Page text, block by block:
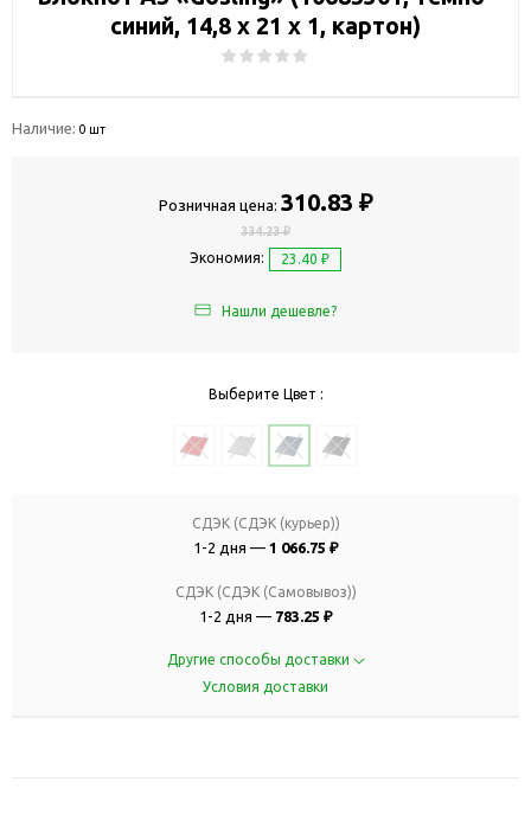
синий, 14,8 х 21 х 1, картон)
Наличие: 0 шт
Розничная цена: 310.83 ₽
334.23 ₽
Экономия: 23.40 ₽
Нашли дешевле?
Выберите Цвет :
СДЭК (СДЭК (курьер))
1-2 дня — 1 066.75 ₽
СДЭК (СДЭК (Самовывоз))
1-2 дня — 783.25 ₽
Другие способы доставки
Условия доставки